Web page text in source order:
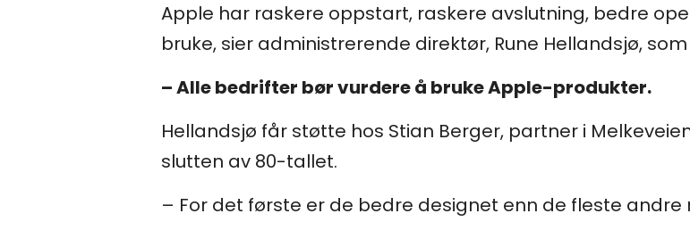
Apple har raskere oppstart, raskere avslutning, bedre
bruke, sier administrerende direktør, Rune Hellandsjø,
– Alle bedrifter bør vurdere å bruke Apple-produkter.
Hellandsjø får støtte hos Stian Berger, partner i
slutten av 80-tallet.
– For det første er de bedre designet enn de fleste andre